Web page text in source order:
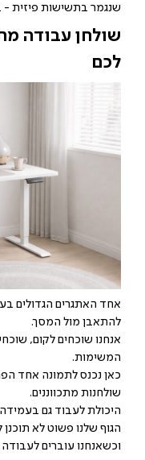
שנגמר בתשישות פיזית
שולחן עבודה
לכם
אחד האתגרים הגדולים
להתאבן מול המסך.
אנחנו שוכחים לקום,
המשימות.
כאן נכנס לתמונה אחד
שולחנות מתכווננים.
היכולת לעבוד גם בעמידה
הגוף שלנו פשוט לא
וכשאנחנו עוברים